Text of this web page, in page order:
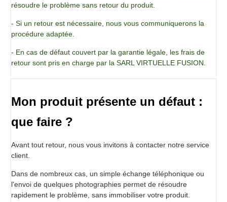
résoudre le problème sans retour du produit.
- Si un retour est nécessaire, nous vous communiquerons la
procédure adaptée.
- En cas de défaut couvert par la garantie légale, les frais de
retour sont pris en charge par la SARL VIRTUELLE FUSION.
Mon produit présente un défaut :
que faire ?
Avant tout retour, nous vous invitons à contacter notre service
client.
Dans de nombreux cas, un simple échange téléphonique ou
l'envoi de quelques photographies permet de résoudre
rapidement le problème, sans immobiliser votre produit.